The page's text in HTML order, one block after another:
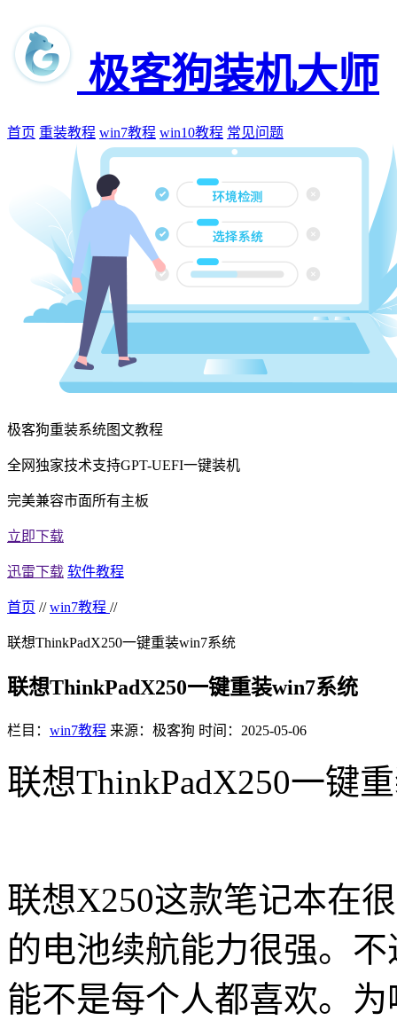
极客狗装机大师
首页 重装教程 win7教程 win10教程 常见问题
极客狗重装系统图文教程
全网独家技术支持GPT-UEFI一键装机
完美兼容市面所有主板
立即下载
迅雷下载 软件教程
首页 // win7教程 //
联想ThinkPadX250一键重装win7系统
联想ThinkPadX250一键重装win7系统
栏目： win7教程 来源：极客狗 时间：2025-05-06
联想ThinkPadX250一键
联想X250这款笔记本在
的电池续航能力很强。
能不是每个人都喜欢。